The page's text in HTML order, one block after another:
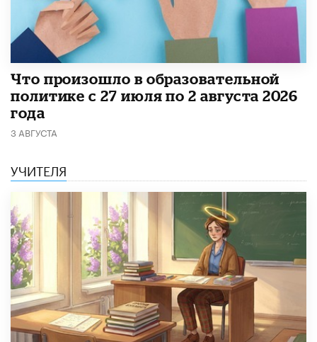
​Что произошло в образовательной
политике с 27 июля по 2 августа 2026
года
3 АВГУСТА
УЧИТЕЛЯ